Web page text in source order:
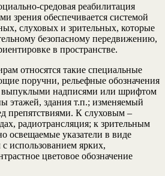
средовая реабилитация
зрения обеспечивается системой
слуховых и зрительных, которые
безопасному передвижению,
в пространстве.
относятся такие специальные
поручни, рельефные обозначения
выпуклыми надписями или шрифтом
этажей, здания т.п.; изменяемый
препятствиями. К слуховым –
радиотрансляция; к зрительным
освещаемые указатели в виде
использованием ярких,
цветовое обозначение